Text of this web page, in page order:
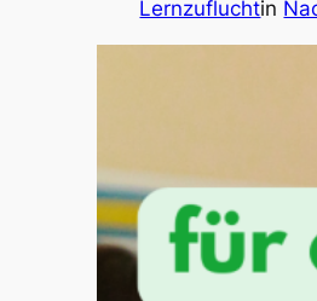
Lernzufluchtin